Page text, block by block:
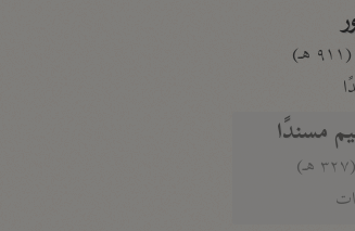
مسندًا